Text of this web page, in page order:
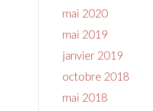
mai 2020
mai 2019
janvier 2019
octobre 2018
mai 2018